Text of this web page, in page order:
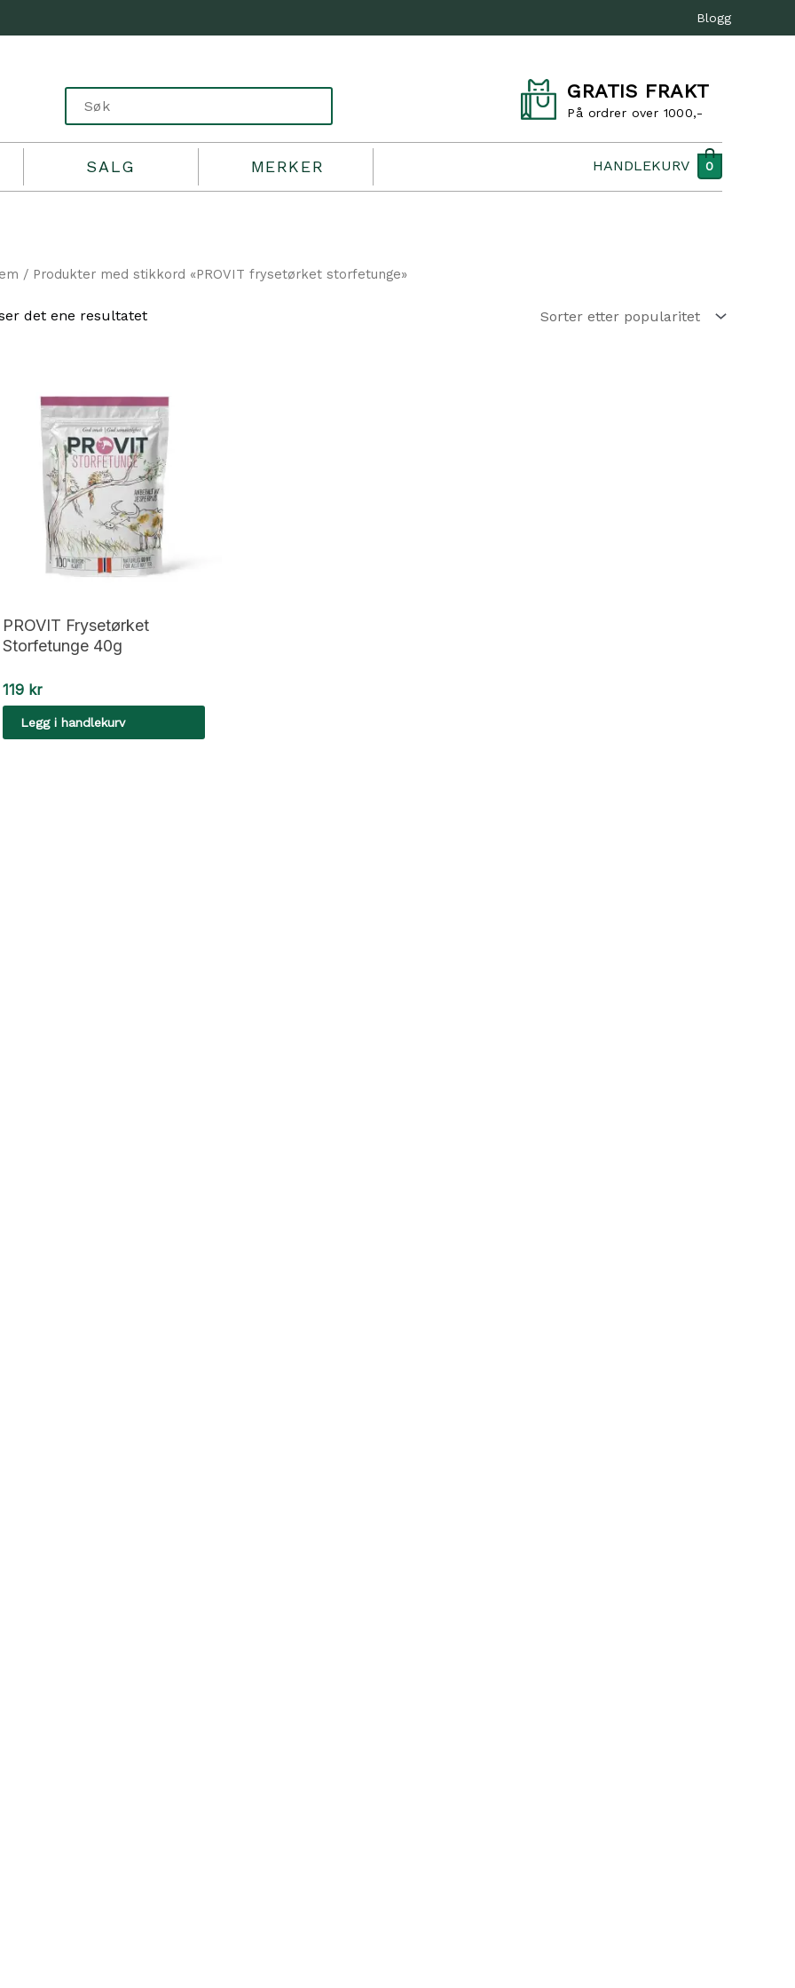
Blogg
GRATIS FRAKT
På ordrer over 1000,-
SALG MERKER HANDLEKURV 0
/ Produkter med stikkord «PROVIT frysetørket storfetunge»
det ene resultatet
PROVIT Frysetørket
Storfetunge 40g
119 kr
Legg i handlekurv